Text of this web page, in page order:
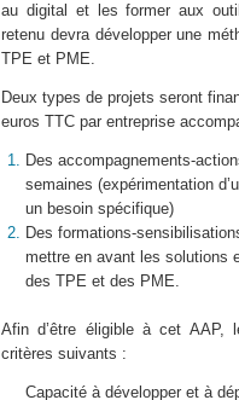
au digital et les former aux
retenu devra développer une
TPE et PME.
Deux types de projets seront
euros TTC par entreprise
Des accompagnements-
semaines (expérimentation
un besoin spécifique)
Des formations-
mettre en avant les solutions
des TPE et des PME.
Afin d’être éligible à cet AAP,
critères suivants :
Capacité à développer et à